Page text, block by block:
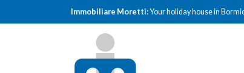
Immobiliare Moretti:Your holiday house in